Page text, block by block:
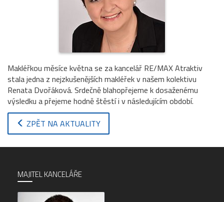
Makléřkou měsíce května se za kancelář RE/MAX Atraktiv
stala jedna z nejzkušenějších makléřek v našem kolektivu
Renata Dvořáková. Srdečně blahopřejeme k dosaženému
výsledku a přejeme hodně štěstí i v následujícím období.
ZPĚT NA AKTUALITY
MAJITEL KANCELÁŘE